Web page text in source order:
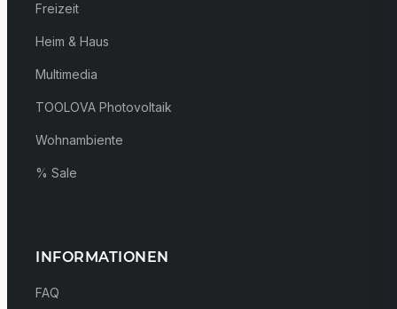
Freizeit
Heim & Haus
Multimedia
TOOLOVA Photovoltaik
Wohnambiente
% Sale
INFORMATIONEN
FAQ